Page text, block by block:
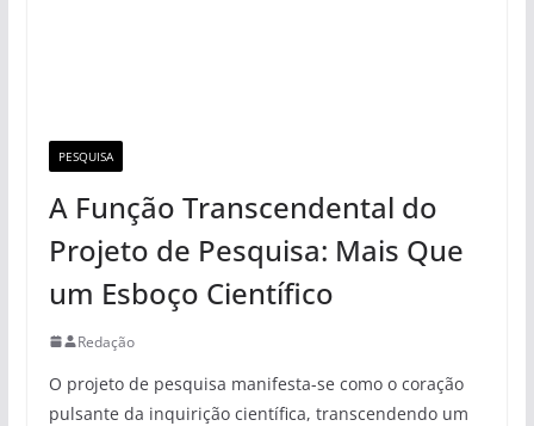
PESQUISA
A Função Transcendental do
Projeto de Pesquisa: Mais Que
um Esboço Científico
Redação
O projeto de pesquisa manifesta-se como o coração
pulsante da inquirição científica, transcendendo um